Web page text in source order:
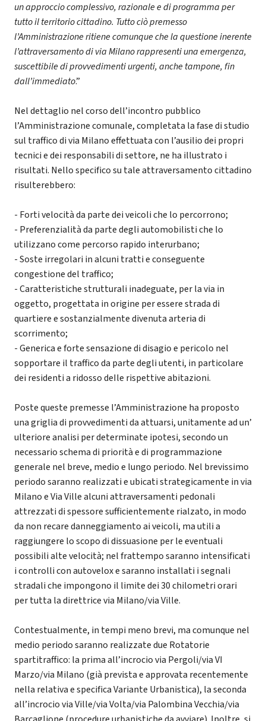
un approccio complessivo, razionale e di programma per
tutto il territorio cittadino. Tutto ciò premesso
l’Amministrazione ritiene comunque che la questione inerente
l’attraversamento di via Milano rappresenti una emergenza,
suscettibile di provvedimenti urgenti, anche tampone, fin
dall’immediato.”
Nel dettaglio nel corso dell’incontro pubblico
l’Amministrazione comunale, completata la fase di studio
sul traffico di via Milano effettuata con l’ausilio dei propri
tecnici e dei responsabili di settore, ne ha illustrato i
risultati. Nello specifico su tale attraversamento cittadino
risulterebbero:
- Forti velocità da parte dei veicoli che lo percorrono;
- Preferenzialità da parte degli automobilisti che lo
utilizzano come percorso rapido interurbano;
- Soste irregolari in alcuni tratti e conseguente
congestione del traffico;
- Caratteristiche strutturali inadeguate, per la via in
oggetto, progettata in origine per essere strada di
quartiere e sostanzialmente divenuta arteria di
scorrimento;
- Generica e forte sensazione di disagio e pericolo nel
sopportare il traffico da parte degli utenti, in particolare
dei residenti a ridosso deIle rispettive abitazioni.
Poste queste premesse l’Amministrazione ha proposto
una griglia di provvedimenti da attuarsi, unitamente ad un’
ulteriore analisi per determinate ipotesi, secondo un
necessario schema di priorità e di programmazione
generale nel breve, medio e lungo periodo. Nel brevissimo
periodo saranno realizzati e ubicati strategicamente in via
Milano e Via Ville alcuni attraversamenti pedonali
attrezzati di spessore sufficientemente rialzato, in modo
da non recare danneggiamento ai veicoli, ma utili a
raggiungere lo scopo di dissuasione per le eventuali
possibili alte velocità; nel frattempo saranno intensificati
i controlli con autovelox e saranno installati i segnali
stradali che impongono il limite dei 30 chilometri orari
per tutta la direttrice via Milano/via Ville.
Contestualmente, in tempi meno brevi, ma comunque nel
medio periodo saranno realizzate due Rotatorie
spartitraffico: la prima all’incrocio via Pergoli/via VI
Marzo/via Milano (già prevista e approvata recentemente
nella relativa e specifica Variante Urbanistica), la seconda
all’incrocio via Ville/via Volta/via Palombina Vecchia/via